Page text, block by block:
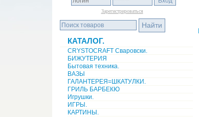
Зарегистрироваться
КАТАЛОГ.
CRYSTOCRAFT Сваровски.
БИЖУТЕРИЯ
Бытовая техника.
ВАЗЫ
ГАЛАНТЕРЕЯ=ШКАТУЛКИ.
ГРИЛЬ БАРБЕКЮ
Игрушки.
ИГРЫ.
КАРТИНЫ.